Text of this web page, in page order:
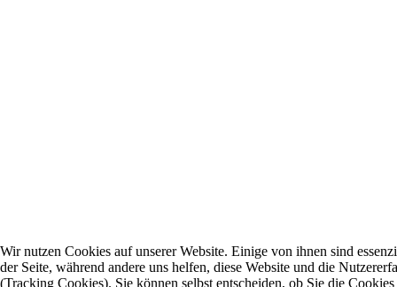
Wir nutzen Cookies auf unserer Website. Einige von ihnen sind
der Seite, während andere uns helfen, diese Website und die
(Tracking Cookies). Sie können selbst entscheiden, ob Sie die